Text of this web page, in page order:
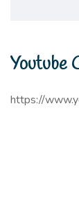
Youtube
https://